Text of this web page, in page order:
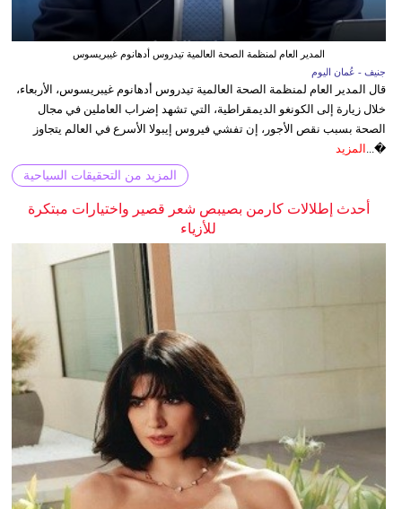
المدير العام لمنظمة الصحة العالمية تيدروس أدهانوم غيبريسوس
جنيف - عُمان اليوم
قال المدير العام لمنظمة الصحة العالمية تيدروس أدهانوم غيبريسوس، الأربعاء،
خلال زيارة إلى الكونغو الديمقراطية، التي تشهد إضراب العاملين في مجال
الصحة بسبب نقص الأجور، إن تفشي فيروس إيبولا الأسرع في العالم يتجاوز
�... المزيد
المزيد من التحقيقات السياحية
أحدث إطلالات كارمن بصيبص شعر قصير واختيارات مبتكرة
للأزياء